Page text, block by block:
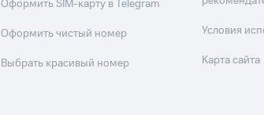
Оформить SIM-карту в Telegram
Оформить чистый номер
Выбрать красивый номер
Условия
Карта сайта